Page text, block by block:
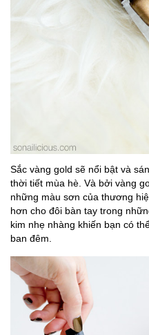
Sắc vàng gold sẽ nổi bật và
thời tiết mùa hè. Và bởi vàng
những màu sơn của thương
hơn cho đôi bàn tay trong
kim nhẹ nhàng khiến bạn có
ban đêm.